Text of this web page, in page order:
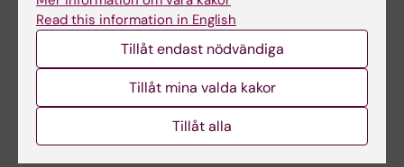
Read this information in English
Tillåt endast nödvändiga
Tillåt mina valda kakor
Tillåt alla